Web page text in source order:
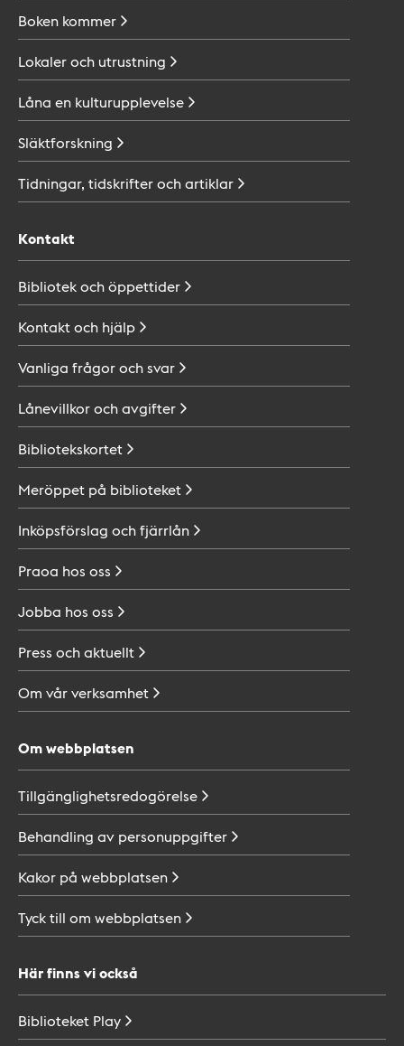
Boken kommer
Lokaler och utrustning
Låna en kulturupplevelse
Släktforskning
Tidningar, tidskrifter ochartiklar
Kontakt
Bibliotek ochöppettider
Kontakt och hjälp
Vanliga frågor ochsvar
Lånevillkor ochavgifter
Bibliotekskortet
Meröppet på biblioteket
Inköpsförslag ochfjärrlån
Praoa hos oss
Jobba hos oss
Press ochaktuellt
Om vårverksamhet
Om webbplatsen
Tillgänglighetsredogörelse
Behandling av personuppgifter
Kakor på webbplatsen
Tyck till om webbplatsen
Här finns vi också
Biblioteket Play